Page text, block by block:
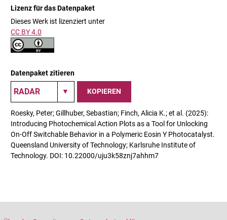
Lizenz für das Datenpaket
Dieses Werk ist lizenziert unter
CC BY 4.0
Datenpaket zitieren
KOPIEREN
Roesky, Peter; Gillhuber, Sebastian; Finch, Alicia K.; et al. (2025):
Introducing Photochemical Action Plots as a Tool for Unlocking
On-Off Switchable Behavior in a Polymeric Eosin Y Photocatalyst.
Queensland University of Technology; Karlsruhe Institute of
Technology. DOI: 10.22000/uju3k58znj7ahhm7